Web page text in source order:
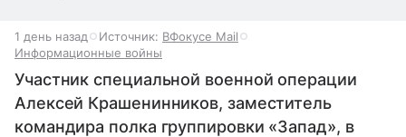
1 день назад Источник: ВФокусе Mail
Информационные войны
Участник специальной военной операции
Алексей Крашенинников, заместитель
командира полка группировки «Запад», в